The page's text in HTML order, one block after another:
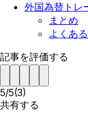
外国為替トレ
まとめ
よくあ
記事を評価する
5/5(3)
共有する